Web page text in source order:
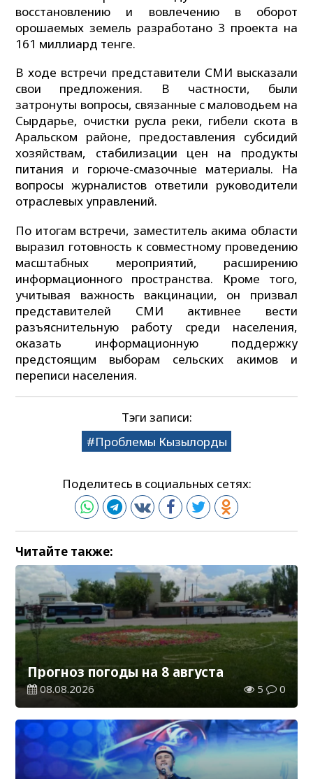
восстановлению и вовлечению в оборот
орошаемых земель разработано 3 проекта на
161 миллиард тенге.
В ходе встречи представители СМИ высказали
свои предложения. В частности, были
затронуты вопросы, связанные с маловодьем на
Сырдарье, очистки русла реки, гибели скота в
Аральском районе, предоставления субсидий
хозяйствам, стабилизации цен на продукты
питания и горюче-смазочные материалы. На
вопросы журналистов ответили руководители
отраслевых управлений.
По итогам встречи, заместитель акима области
выразил готовность к совместному проведению
масштабных мероприятий, расширению
информационного пространства. Кроме того,
учитывая важность вакцинации, он призвал
представителей СМИ активнее вести
разъяснительную работу среди населения,
оказать информационную поддержку
предстоящим выборам сельских акимов и
переписи населения.
Тэги записи:
Проблемы Кызылорды
Поделитесь в социальных сетях:
Читайте также:
Прогноз погоды на 8 августа
08.08.2026 5 0